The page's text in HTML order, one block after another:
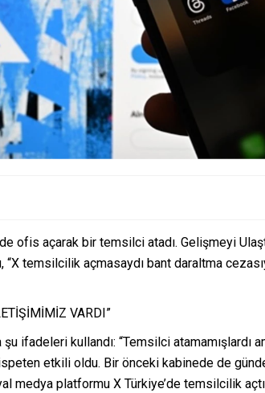
ofis açarak bir temsilci atadı. Gelişmeyi
temsilcilik açmasaydı bant daraltma
VARDI”
şu ifadeleri kullandı: “Temsilci atamamışlardı
etkili oldu. Bir önceki kabinede de
medya platformu X Türkiye’de temsilcilik